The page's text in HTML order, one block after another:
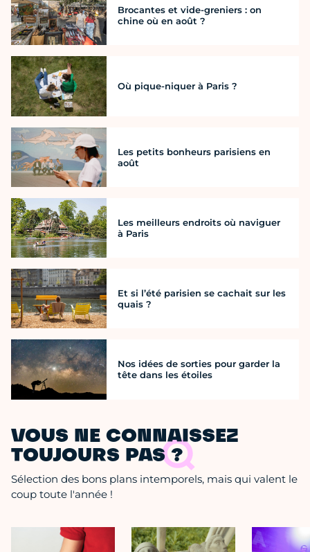
Brocantes et vide-greniers : on
chine où en août ?
Où pique-niquer à Paris ?
Les petits bonheurs parisiens en
août
Les meilleurs endroits où naviguer
à Paris
Et si l’été parisien se cachait sur les
quais ?
Nos idées de sorties pour garder la
tête dans les étoiles
VOUS NE CONNAISSEZ
TOUJOURS PAS ?
Sélection des bons plans intemporels, mais qui valent le
coup toute l'année !